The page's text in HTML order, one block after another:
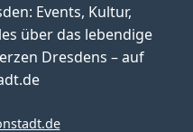
Events, Kultur,
über das lebendige
Dresdens – auf